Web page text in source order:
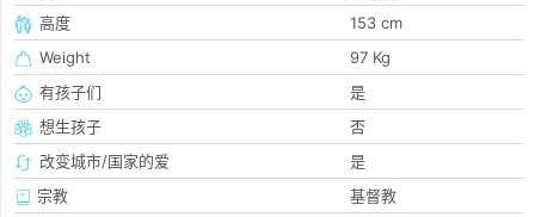
高度
153 cm
Weight
97 Kg
有孩子们
是
想生孩子
否
改变城市/国家的爱
是
宗教
基督教